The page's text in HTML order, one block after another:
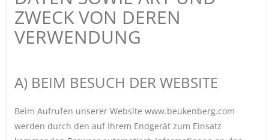
ZWECK VON DEREN
VERWENDUNG
A) BEIM BESUCH DER WEBSITE
Beim Aufrufen unserer Website www.beukenberg.com
werden durch den auf Ihrem Endgerät zum Einsatz